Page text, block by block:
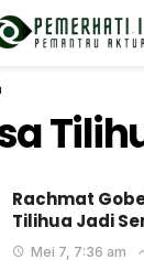
Rachmat
Tilihua Jadi
Mei 7, 7:36 am